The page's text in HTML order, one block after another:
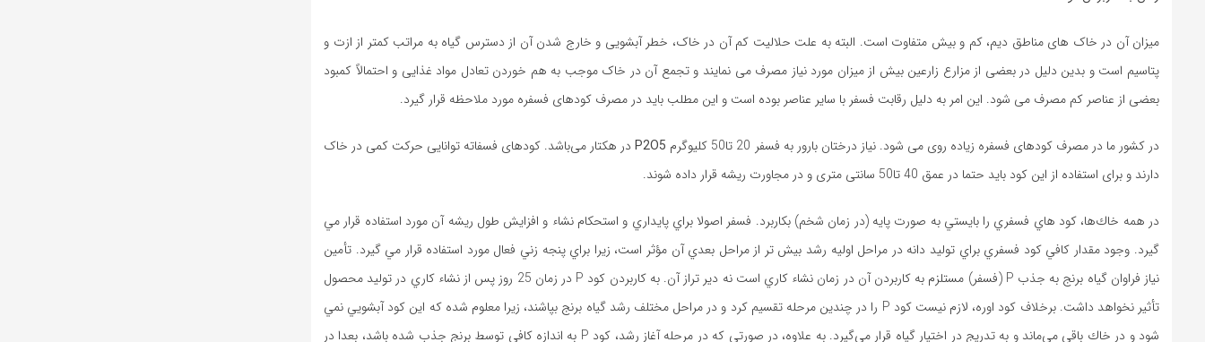
میزان آن در خاک های مناطق دیم، کم و بیش متفاوت است. البته به علت حلالیت کم آن در خاک، خطر آبشویی و خارج شدن آن از دسترس گیاه به مراتب کمتر از ازت و
پتاسیم است و بدین دلیل در بعضی از مزارع زارعین بیش از میزان مورد نیاز مصرف می نمایند و تجمع آن در خاک موجب به هم خوردن تعادل مواد غذایی و احتمالاً کمبود
بعضی از عناصر کم مصرف می شود. این امر به دلیل رقابت فسفر با سایر عناصر بوده است و این مطلب باید در مصرف کودهای فسفره مورد ملاحظه قرار گیرد.
در کشور ما در مصرف کودهای فسفره زیاده روی می شود. نیاز درختان بارور به فسفر 20 تا50 کلیوگرم P2O5در هکتار می‌باشد. کودهای فسفاته توانایی حرکت کمی در خاک
دارند و برای استفاده از این کود باید حتما در عمق 40 تا50 سانتی متری و در مجاورت ریشه قرار داده شوند.
در همه خاك‌ها، كود هاي فسفري را بايستي به صورت پايه (در زمان شخم) بكاربرد. فسفر اصولا براي پايداري و استحكام نشاء و افزايش طول ريشه آن مورد استفاده قرار مي
گيرد. وجود مقدار كافي كود فسفري براي توليد دانه در مراحل اوليه رشد بيش تر از مراحل بعدي آن مؤثر است، زيرا براي پنجه زني فعال مورد استفاده قرار مي گيرد. تأمين
نياز فراوان گياه برنج به جذب P (فسفر) مستلزم به كاربردن آن در زمان نشاء كاري است نه دير تراز آن. به كاربردن كود P در زمان 25 روز پس از نشاء كاري در توليد محصول
تأثير نخواهد داشت. برخلاف كود اوره، لازم نيست كود P را در چندين مرحله تقسيم كرد و در مراحل مختلف رشد گياه برنج بپاشند، زيرا معلوم شده كه اين كود آبشويي نمي
شود و در خاك باقي مي‌ماند و به تدريج در اختيار گياه قرار مي‌گيرد. به علاوه، در صورتي كه در مرحله آغاز رشد، كود P به اندازه كافي توسط برنج جذب شده باشد، بعدا در